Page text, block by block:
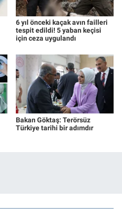
6 yıl önceki kaçak avın failleri
tespit edildi! 5 yaban keçisi
için ceza uygulandı
Bakan Göktaş: Terörsüz
Türkiye tarihi bir adımdır